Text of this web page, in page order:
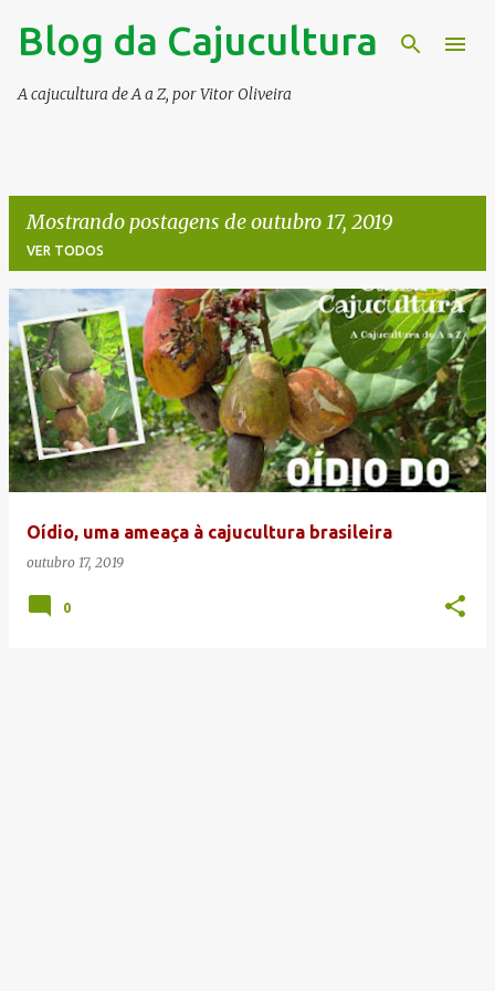
Pular para o conteúdo principal
Blog da Cajucultura
A cajucultura de A a Z, por Vitor Oliveira
Mostrando postagens de outubro 17, 2019
VER TODOS
P
o
s
t
a
g
Oídio, uma ameaça à cajucultura brasileira
outubro 17, 2019
0